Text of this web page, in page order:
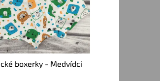
boxerky - Medvídci